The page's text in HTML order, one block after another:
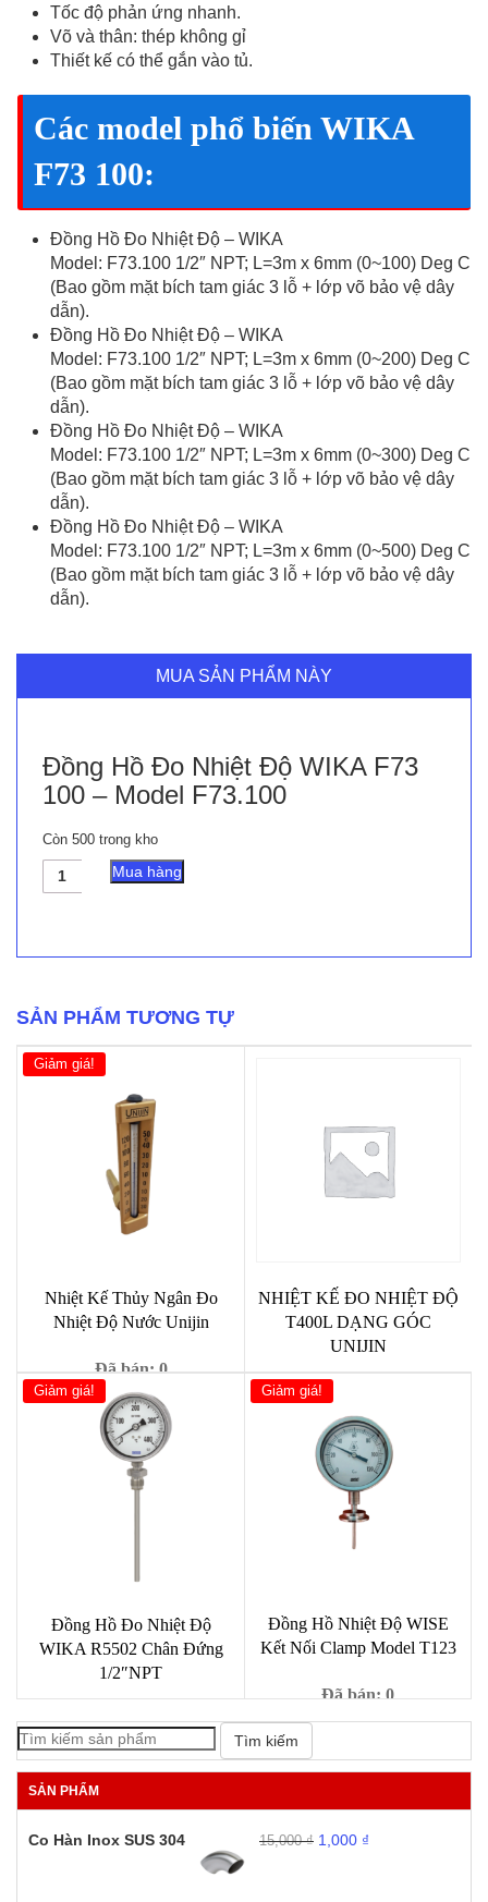
Tốc độ phản ứng nhanh.
Võ và thân: thép không gỉ
Thiết kế có thể gắn vào tủ.
Các model phổ biến WIKA
F73 100:
Đồng Hồ Đo Nhiệt Độ – WIKA
Model: F73.100 1/2″ NPT; L=3m x 6mm (0~100) Deg C
(Bao gồm mặt bích tam giác 3 lỗ + lớp võ bảo vệ dây
dẫn).
Đồng Hồ Đo Nhiệt Độ – WIKA
Model: F73.100 1/2″ NPT; L=3m x 6mm (0~200) Deg C
(Bao gồm mặt bích tam giác 3 lỗ + lớp võ bảo vệ dây
dẫn).
Đồng Hồ Đo Nhiệt Độ – WIKA
Model: F73.100 1/2″ NPT; L=3m x 6mm (0~300) Deg C
(Bao gồm mặt bích tam giác 3 lỗ + lớp võ bảo vệ dây
dẫn).
Đồng Hồ Đo Nhiệt Độ – WIKA
Model: F73.100 1/2″ NPT; L=3m x 6mm (0~500) Deg C
(Bao gồm mặt bích tam giác 3 lỗ + lớp võ bảo vệ dây
dẫn).
MUA SẢN PHẨM NÀY
Đồng Hồ Đo Nhiệt Độ WIKA F73
100 – Model F73.100
Còn 500 trong kho
Đồng
-
Model
F73.100
Mua hàng
SẢN PHẨM TƯƠNG TỰ
Giảm giá!
Nhiệt Kế Thủy Ngân Đo
Nhiệt Độ Nước Unijin
Đã bán: 0
620,000₫Giá
gốc
là:
620,000 ₫.
600,000
NHIỆT KẾ ĐO NHIỆT ĐỘ
T400L DẠNG GÓC
UNIJIN
Liên hệ
Giảm giá!
Đồng Hồ Đo Nhiệt Độ
WIKA R5502 Chân Đứng
1/2″NPT
Đã bán: 0
4,200,000₫Giá
gốc
3,533,000₫ Giá
hiện
3,533,000 ₫.
Giảm giá!
Đồng Hồ Nhiệt Độ WISE
Kết Nối Clamp Model T123
Đã bán: 0
9,000
Giá
là:
1,000₫Giá
tại
Tìm kiếm
SẢN PHẨM
Co Hàn Inox SUS 304 15,000₫
gốc
1,000 ₫